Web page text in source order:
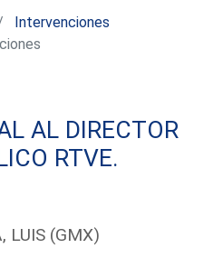
Intervenciones
AL DIRECTOR
RTVE.
LUIS (GMX)